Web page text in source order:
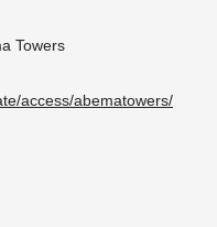
Towers
access/abematowers/